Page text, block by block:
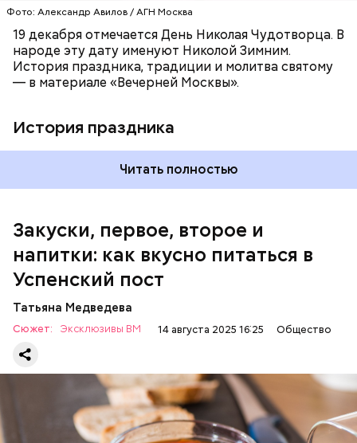
Фото: Александр Авилов / АГН Москва
19 декабря отмечается День Николая Чудотворца. В
народе эту дату именуют Николой Зимним.
История праздника, традиции и молитва святому
— в материале «Вечерней Москвы».
История праздника
Читать полностью
Закуски, первое, второе и
напитки: как вкусно питаться в
Успенский пост
Татьяна Медведева
Сюжет: Эксклюзивы ВМ 14 августа 2025 16:25 Общество
Баклажаны с овощами
300 г моркови;
100 г салата лиственного;
200 г репчатого лука;
100 г муки;
зелень петрушки и укропа.
дольками, и все тушить 10-15 минут. Полученный
соус заправить солью, сахаром, раствором
лимонной кислоты или уксусом, залить им
обжаренные баклажаны и тушить в жарочном
шкафу 10-15 минут. Подать баклажаны в холодном